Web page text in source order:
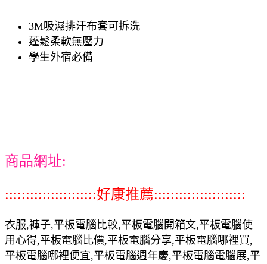
3M吸濕排汗布套可拆洗
蓬鬆柔軟無壓力
學生外宿必備
商品網址:
::::::::::::::::::::::好康推薦::::::::::::::::::::::
衣服,褲子,平板電腦比較,平板電腦開箱文,平板電腦使
用心得,平板電腦比價,平板電腦分享,平板電腦哪裡買,
平板電腦哪裡便宜,平板電腦週年慶,平板電腦電腦展,平